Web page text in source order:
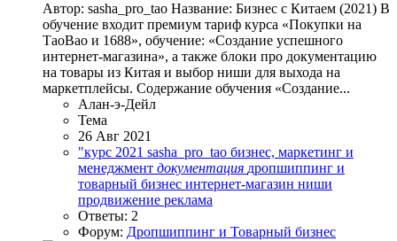
Автор: sasha_pro_tao Название: Бизнес с Китаем (2021) В
обучение входит премиум тариф курса «Покупки на
ТаоВао и 1688», обучение: «Создание успешного
интернет-магазина», а также блоки про документацию
на товары из Китая и выбор ниши для выхода на
маркетплейсы. Содержание обучения «Создание...
Алан-э-Дейл
Тема
26 Авг 2021
"курс 2021 sasha_pro_tao бизнес, маркетинг и
менеджмент документация дропшиппинг и
товарный бизнес интернет-магазин ниши
продвижение реклама
Ответы: 2
Форум: Дропшиппинг и Товарный бизнес